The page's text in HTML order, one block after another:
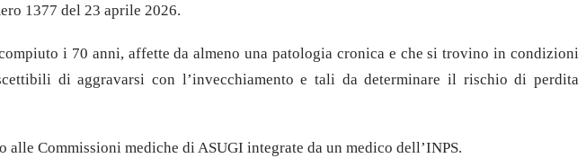
1377 del 23 aprile 2026.
i 70 anni, affette da almeno una patologia cronica e che si trovino in condizioni
di aggravarsi con l’invecchiamento e tali da determinare il rischio di perdita
Commissioni mediche di ASUGI integrate da un medico dell’INPS.